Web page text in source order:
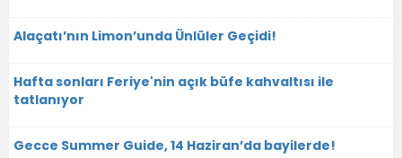
Alaçatı’nın Limon’unda Ünlüler Geçidi!
Hafta sonları Feriye'nin açık büfe kahvaltısı ile
tatlanıyor
Gecce Summer Guide, 14 Haziran’da bayilerde!